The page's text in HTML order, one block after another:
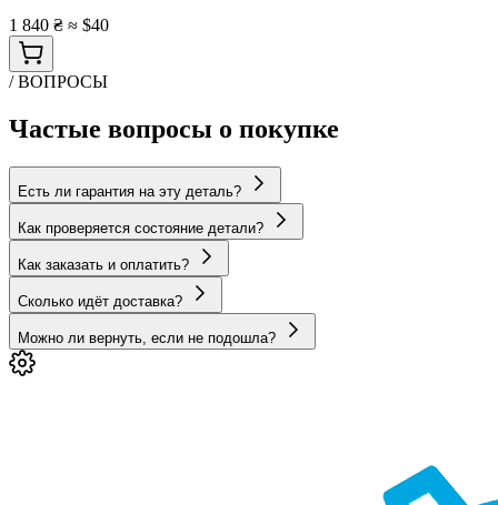
1 840 ₴ ≈ $40
/ ВОПРОСЫ
Частые вопросы о покупке
Есть ли гарантия на эту деталь?
Как проверяется состояние детали?
Как заказать и оплатить?
Сколько идёт доставка?
Можно ли вернуть, если не подошла?